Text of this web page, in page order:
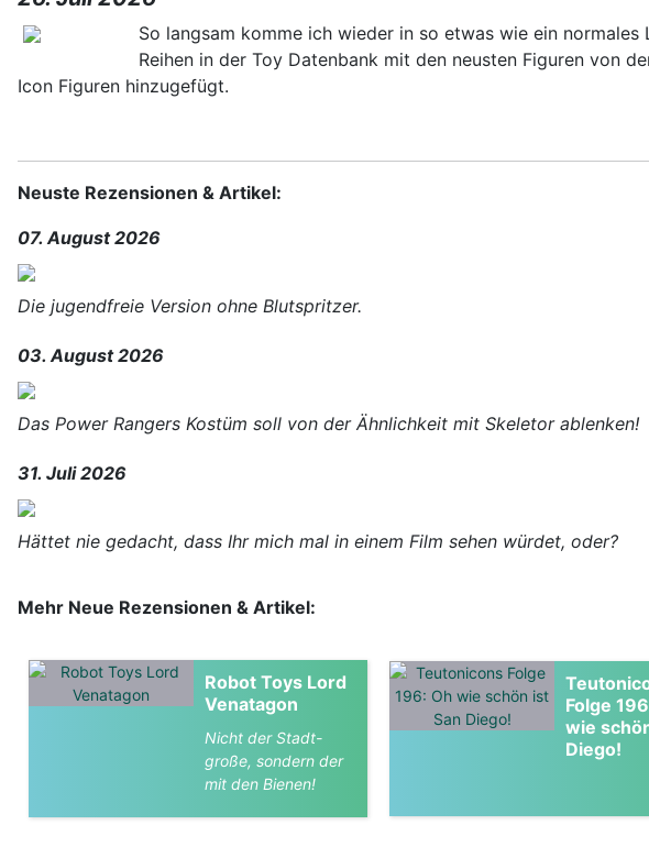
So langsam komme ich wieder in so etwas wie ein
Reihen in der Toy Datenbank mit den neusten Figuren von
Icon Figuren hinzugefügt.
Neuste Rezensionen & Artikel:
07. August 2026
Die jugendfreie Version ohne Blutspritzer.
03. August 2026
Das Power Rangers Kostüm soll von der Ähnlichkeit mit Skeletor ablenken!
31. Juli 2026
Hättet nie gedacht, dass Ihr mich mal in einem Film sehen würdet, oder?
Mehr Neue Rezensionen & Artikel:
Robot Toys Lord
Venatagon
Nicht der Stadt-
große, sondern der
mit den Bienen!
Folge
wie
Diego!